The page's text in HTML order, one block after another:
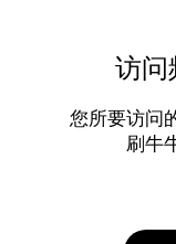
访问
您所要访问
刷牛